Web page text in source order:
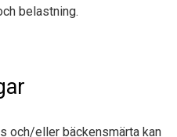
belastning.
och/eller bäckensmärta kan